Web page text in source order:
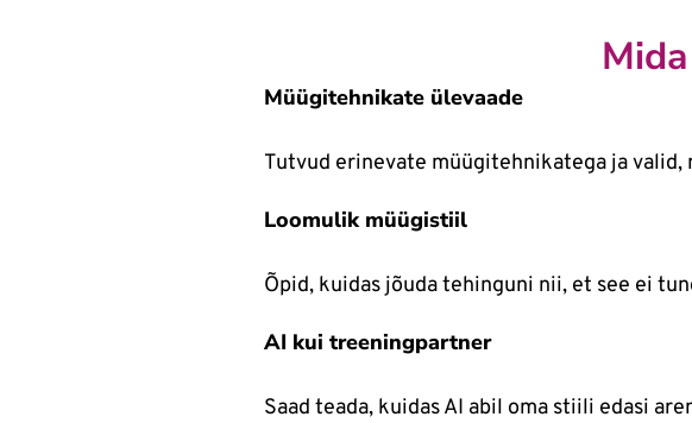
Müügitehnikate ülevaade
Tutvud erinevate müügitehnikatega ja valid,
Loomulik müügistiil
Õpid, kuidas jõuda tehinguni nii, et see ei
AI kui treeningpartner
Saad teada, kuidas AI abil oma stiili edasi